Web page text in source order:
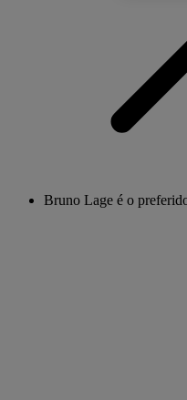
Bruno Lage é o